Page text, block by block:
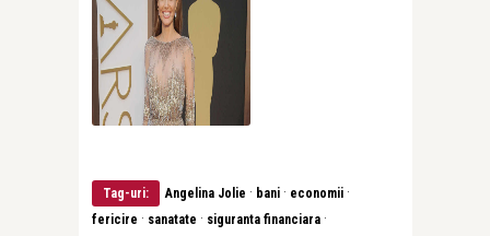
Tag-uri: Angelina Jolie · bani · economii ·
fericire · sanatate · siguranta financiara ·